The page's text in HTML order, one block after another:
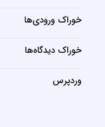
خوراک ورودی‌ها
خوراک دیدگاه‌ها
وردپرس